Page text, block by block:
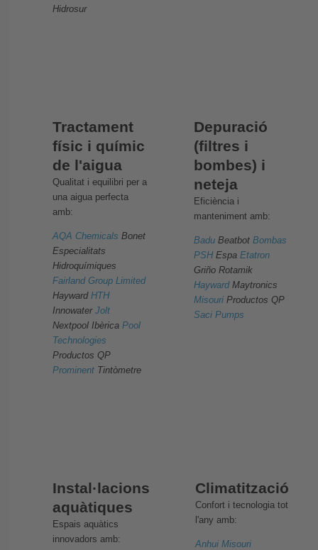
Hidrosur
Tractament
físic i químic
de l'aigua
Qualitat i equilibri per a
una aigua perfecta
amb:
AQA Chemicals Bonet
Especialitats
Hidroquímiques
Fairland Group Limited
Hayward HTH
Innowater Jolt
Nextpool Ibèrica Pool
Technologies
Productos QP
Prominent Tintòmetre
Depuració
(filtres i
bombes) i
neteja
Eficiència i
manteniment amb:
Badu Beatbot Bombas
PSH Espa Etatron
Griño Rotamik
Hayward Maytronics
Misouri Productos QP
Saci Pumps
Instal·lacions
aquàtiques
Espais aquàtics
innovadors amb:
Climatització
Confort i tecnologia tot
l'any amb:
Anhui Misouri